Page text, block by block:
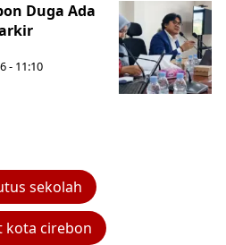
Duga Ada
- 11:10
sekolah
kota cirebon